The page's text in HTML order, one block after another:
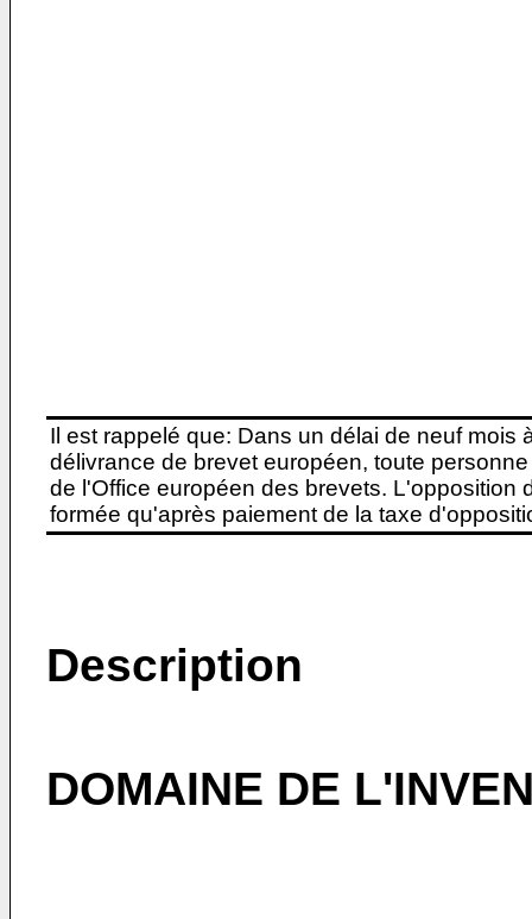
Il est rappelé que: Dans un délai de neuf
délivrance de brevet européen, toute
de l'Office européen des brevets. L'opposition
formée qu'après paiement de la taxe
Description
DOMAINE DE